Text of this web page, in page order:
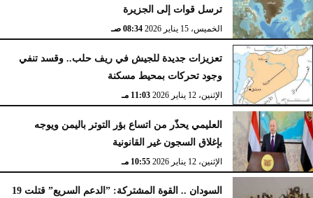
ترسل قوات إلى الجزيرة
الخميس، 15 يناير 2026 08:34 صـ
تعزيزات جديدة للجيش في ريف حلب.. وقسد تنفي
وجود تحركات بمحيط مسكنة
الإثنين، 12 يناير 2026 11:03 مـ
العليمي يحذّر من اتساع بؤر التوتر باليمن ويوجه
بإغلاق السجون غير القانونية
الإثنين، 12 يناير 2026 10:55 مـ
السودان .. القوة المشتركة: ”الدعم السريع” قتلت 19